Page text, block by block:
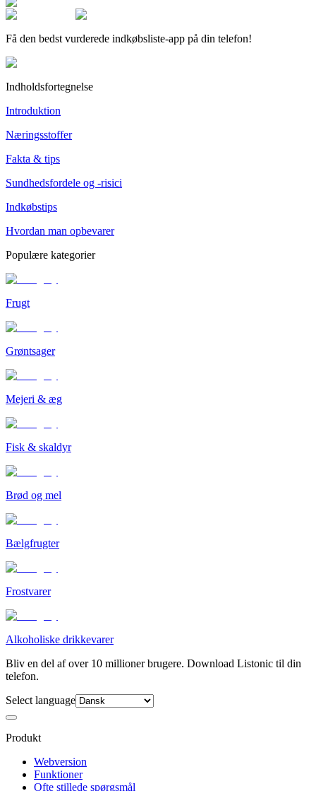
Få den bedst vurderede indkøbsliste-app på din telefon!
Indholdsfortegnelse
Introduktion
Næringsstoffer
Fakta & tips
Sundhedsfordele og -risici
Indkøbstips
Hvordan man opbevarer
Populære kategorier
Frugt
Grøntsager
Mejeri & æg
Fisk & skaldyr
Brød og mel
Bælgfrugter
Frostvarer
Alkoholiske drikkevarer
Bliv en del af over 10 millioner brugere. Download Listonic til din
telefon.
Select language
Produkt
Webversion
Funktioner
Ofte stillede spørgsmål